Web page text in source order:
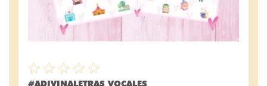
#ADIVINALETRAS VOCALES